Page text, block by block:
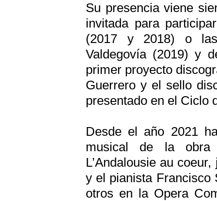
Su presencia viene
invitada para
(2017 y 2018) o las
Valdegovía (2019) y
primer proyecto
Guerrero y el sello
presentado en el Ciclo
Desde el año 2021
musical de la obra
L’Andalousie au
y el pianista Francisco
otros en la Opera